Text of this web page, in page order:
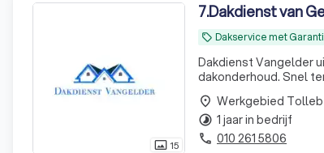
photo_size_select_actual 15
7.Dakdienst van
local_offer Dakservice met
Dakdienst Vangelder
dakonderhoud. Snel
place Werkgebied
timelapse 1 jaar in bedrijf
phone 010 261 5806